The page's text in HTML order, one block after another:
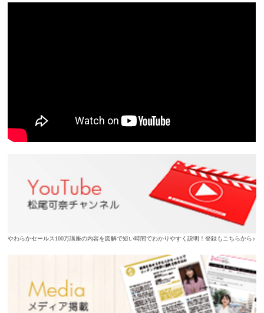
やわらかセールス100万講座の内容を図解で短い時間でわかりやすく説明！登録もこちらから♪